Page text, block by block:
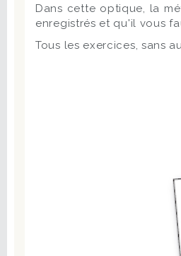
Dans cette optique, la
enregistrés et qu'il vous
Tous les exercices, sans